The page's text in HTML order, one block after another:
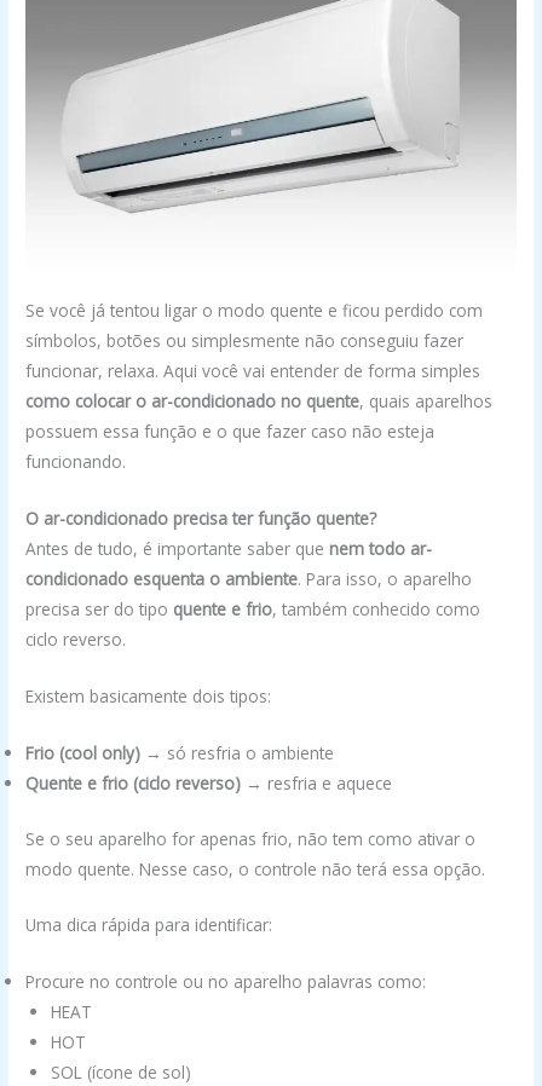
Se você já tentou ligar o modo quente e ficou perdido com
símbolos, botões ou simplesmente não conseguiu fazer
funcionar, relaxa. Aqui você vai entender de forma simples
como colocar o ar-condicionado no quente, quais aparelhos
possuem essa função e o que fazer caso não esteja
funcionando.
O ar-condicionado precisa ter função quente?
Antes de tudo, é importante saber que nem todo ar-
condicionado esquenta o ambiente. Para isso, o aparelho
precisa ser do tipo quente e frio, também conhecido como
ciclo reverso.
Existem basicamente dois tipos:
Frio (cool only) → só resfria o ambiente
Quente e frio (ciclo reverso) → resfria e aquece
Se o seu aparelho for apenas frio, não tem como ativar o
modo quente. Nesse caso, o controle não terá essa opção.
Uma dica rápida para identificar:
Procure no controle ou no aparelho palavras como:
HEAT
HOT
SOL (ícone de sol)